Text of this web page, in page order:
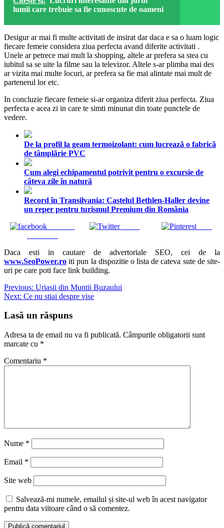
lumii care trebuie sa fie cunoscute de oameni
Desigur ar mai fi multe activitati de insirat dar daca e sa o luam logic
fiecare femeie considera ziua perfecta avand diferite activitati .
Unele ar petrece mai mult la shopping, altele ar prefera sa stea cu
iubitul sa se uite la filme sau la televizor. Altele s-ar plimba mai des
ar vizita mai multe locuri, ar prefera sa fie mai alintate mai mult de
partenerul lor etc.
In concluzie fiecare femeie si-ar organiza diferit ziua perfecta. Ziua
perfecta e acea zi in care te simti minunat din toate punctele de
vedere.
De la profil la geam termoizolant: cum lucrează o fabrică
de tâmplărie PVC
Cum alegi echipamentul potrivit pentru o excursie de
câteva zile în natură
Record în Transilvania: Castelul Bethlen-Haller devine
un reper pentru turismul Premium din România
Tweet Save
Daca esti in cautare de advertoriale SEO, cei de la
www.SeoPower.ro iti pun la dispozitie o lista de cateva sute de site-
uri pe care poti face link building.
Navigare
în
articole
Previous: Uriasii din Muntii Buzaului
Next: Ce nu stiai despre vise
Lasă un răspuns
Adresa ta de email nu va fi publicată. Câmpurile obligatorii sunt
marcate cu *
Comentariu *
Nume *
Email *
Site web
Salvează-mi numele, emailul și site-ul web în acest navigator
pentru data viitoare când o să comentez.